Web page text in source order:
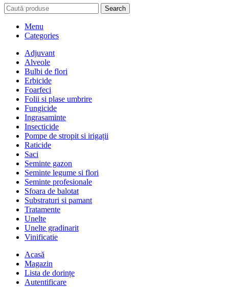
Search
Menu
Categories
Adjuvant
Alveole
Bulbi de flori
Erbicide
Foarfeci
Folii si plase umbrire
Fungicide
Ingrasaminte
Insecticide
Pompe de stropit si irigații
Raticide
Saci
Seminte gazon
Seminte legume si flori
Seminte profesionale
Sfoara de balotat
Substraturi si pamant
Tratamente
Unelte
Unelte gradinarit
Vinificatie
Acasă
Magazin
Lista de dorințe
Autentificare